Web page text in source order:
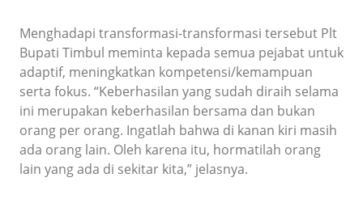
Menghadapi transformasi-transformasi tersebut Plt
Bupati Timbul meminta kepada semua pejabat untuk
adaptif, meningkatkan kompetensi/kemampuan
serta fokus. “Keberhasilan yang sudah diraih selama
ini merupakan keberhasilan bersama dan bukan
orang per orang. Ingatlah bahwa di kanan kiri masih
ada orang lain. Oleh karena itu, hormatilah orang
lain yang ada di sekitar kita,” jelasnya.